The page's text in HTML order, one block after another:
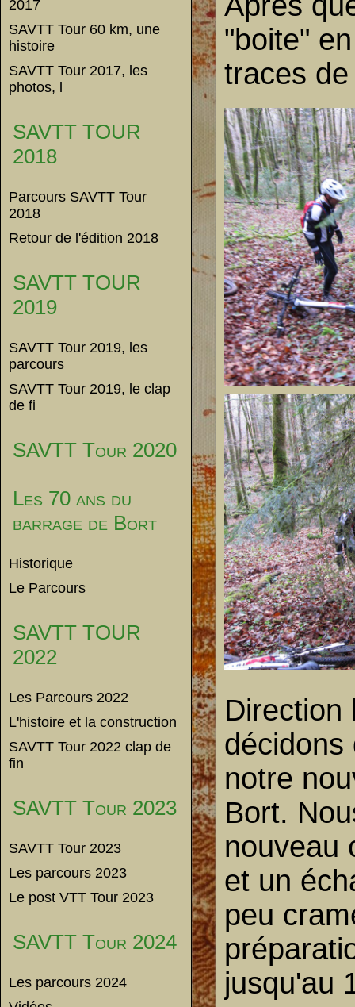
2017
SAVTT Tour 60 km, une
histoire
SAVTT Tour 2017, les
photos, l
SAVTT TOUR
2018
Parcours SAVTT Tour
2018
Retour de l'édition 2018
SAVTT TOUR
2019
SAVTT Tour 2019, les
parcours
SAVTT Tour 2019, le clap
de fi
SAVTT Tour 2020
Les 70 ans du
barrage de Bort
Historique
Le Parcours
SAVTT TOUR
2022
Les Parcours 2022
L'histoire et la construction
SAVTT Tour 2022 clap de
fin
SAVTT Tour 2023
SAVTT Tour 2023
Les parcours 2023
Le post VTT Tour 2023
SAVTT Tour 2024
Les parcours 2024
"boite"
traces
Direction
décidons
notre
Bort.
nouveau
et un
peu
jusqu'au